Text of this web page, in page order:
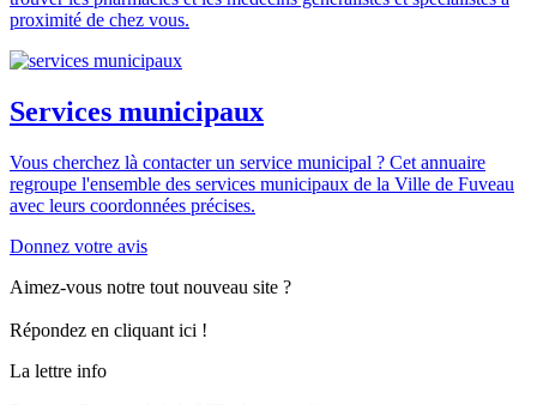
proximité de chez vous.
Services municipaux
Vous cherchez là contacter un service municipal ? Cet annuaire
regroupe l'ensemble des services municipaux de la Ville de Fuveau
avec leurs coordonnées précises.
Donnez votre avis
Aimez-vous notre tout nouveau site ?
Répondez en cliquant ici !
La lettre info